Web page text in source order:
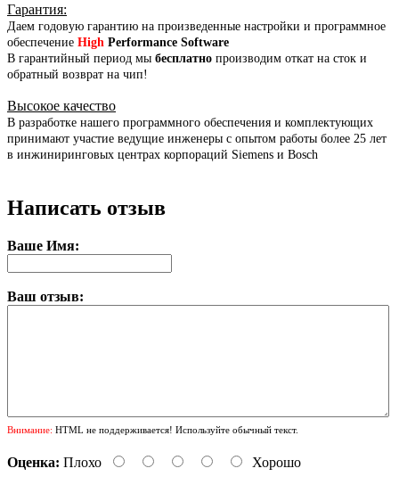
Гарантия:
Даем годовую гарантию на произведенные настройки и программное
обеспечение High Performance Software
В гарантийный период мы бесплатно производим откат на сток и
обратный возврат на чип!
Высокое качество
В разработке нашего программного обеспечения и комплектующих
принимают участие ведущие инженеры с опытом работы более 25 лет
в инжиниринговых центрах корпораций Siemens и Bosch
Написать отзыв
Ваше Имя:
Ваш отзыв:
Внимание: HTML не поддерживается! Используйте обычный текст.
Оценка: Плохо Хорошо